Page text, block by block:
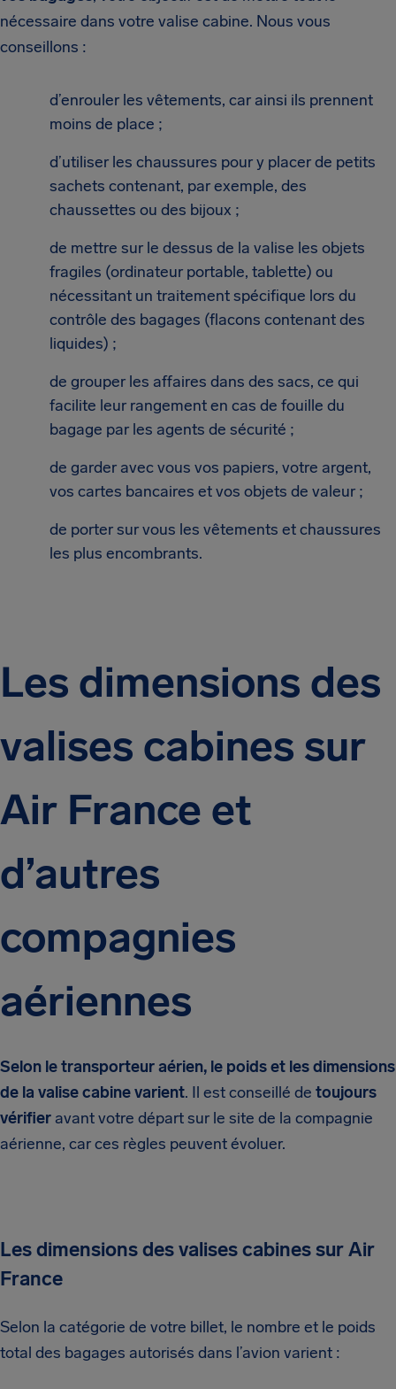
nécessaire dans votre valise cabine. Nous vous
conseillons :
d’enrouler les vêtements, car ainsi ils prennent
moins de place ;
d’utiliser les chaussures pour y placer de petits
sachets contenant, par exemple, des
chaussettes ou des bijoux ;
de mettre sur le dessus de la valise les objets
fragiles (ordinateur portable, tablette) ou
nécessitant un traitement spécifique lors du
contrôle des bagages (flacons contenant des
liquides) ;
de grouper les affaires dans des sacs, ce qui
facilite leur rangement en cas de fouille du
bagage par les agents de sécurité ;
de garder avec vous vos papiers, votre argent,
vos cartes bancaires et vos objets de valeur ;
de porter sur vous les vêtements et chaussures
les plus encombrants.
Les dimensions des
valises cabines sur
Air France et
d’autres
compagnies
aériennes
Selon le transporteur aérien, le poids et les dimensions
de la valise cabine varient. Il est conseillé de toujours
vérifier avant votre départ sur le site de la compagnie
aérienne, car ces règles peuvent évoluer.
Les dimensions des valises cabines sur Air
France
Selon la catégorie de votre billet, le nombre et le poids
total des bagages autorisés dans l’avion varient :